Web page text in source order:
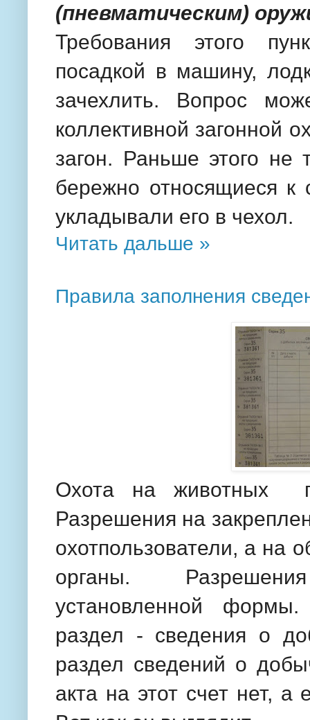
(пневматическим)
Требования этого
посадкой в машину,
зачехлить. Вопрос
коллективной загонной
загон. Раньше этого не
бережно относящиеся
укладывали его в чехол.
Читать дальше »
Правила заполнения
Охота на животных
Разрешения на
охотпользователи, а на
органы.
установленной
раздел - сведения о
раздел сведений о
акта на этот счет нет, а